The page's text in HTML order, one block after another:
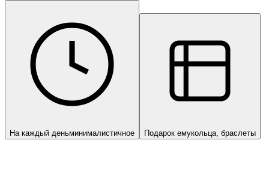
На каждый деньминималистичное Подарок емукольца, браслеты